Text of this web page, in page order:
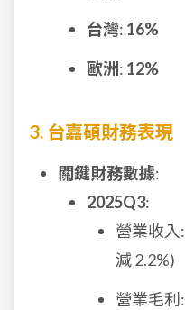
台灣: 16%
歐洲: 12%
3. 台嘉碩財務表現
關鍵財務數據:
2025Q3:
營業收入:
減 2.2%)
營業毛利: